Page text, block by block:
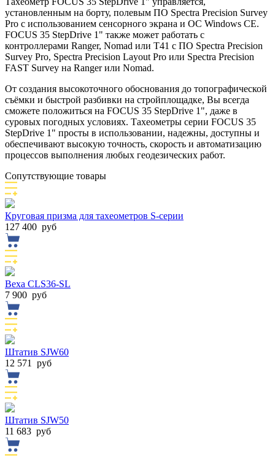
установленным на борту, полевым ПО Spectra Precision Survey
Pro с использованием сенсорного экрана и ОС Windows CE.
FOCUS 35 StepDrive 1" также может работать с
контроллерами Ranger, Nomad или T41 с ПО Spectra Precision
Survey Pro, Spectra Precision Layout Pro или Spectra Precision
FAST Survey на Ranger или Nomad.
От создания высокоточного обоснования до топографической
съёмки и быстрой разбивки на стройплощадке, Вы всегда
сможете положиться на FOCUS 35 StepDrive 1", даже в
суровых погодных условиях. Тахеометры серии FOCUS 35
StepDrive 1" просты в использовании, надежны, доступны и
обеспечивают высокую точность, скорость и автоматизацию
процессов выполнения любых геодезических работ.
Сопутствующие товары
Круговая призма для тахеометров S-серии
127 400 руб
Веха CLS36-SL
7 900 руб
Штатив SJW60
12 571
руб
Штатив SJW50
11 683 руб